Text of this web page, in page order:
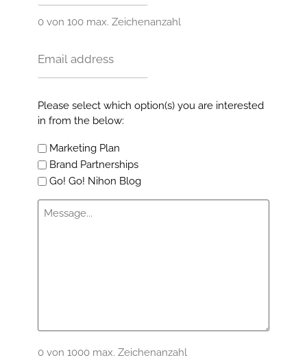
0 von 100 max. Zeichenanzahl
(erforderlich)
Advertising
options
Please select which option(s) you are interested
in from the below:
Marketing Plan
Brand Partnerships
Go! Go! Nihon Blog
Message
(erforderlich)
0 von 1000 max. Zeichenanzahl